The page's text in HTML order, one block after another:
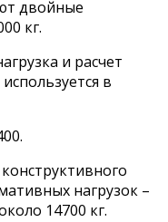
двойные
кг.
и расчет
в
нагрузок –
14700 кг.